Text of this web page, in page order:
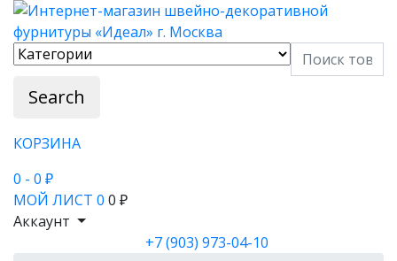
Search
КОРЗИНА
0 - 0 ₽
МОЙ ЛИСТ 0 0 ₽
Аккаунт
+7 (903) 973-04-10